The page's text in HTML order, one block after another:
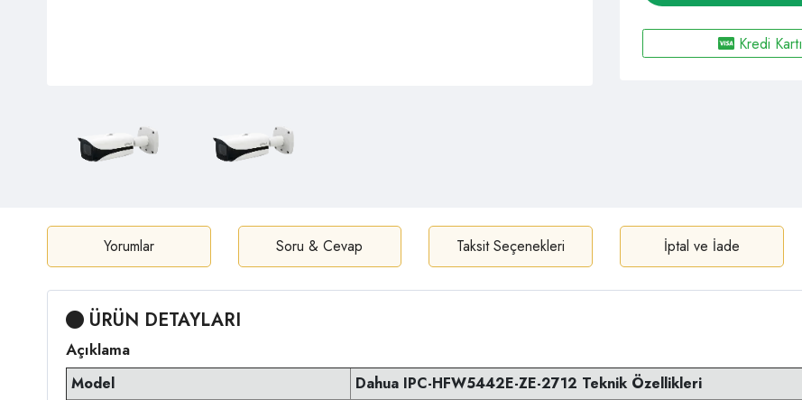
Kredi Kartı
Yorumlar Soru & Cevap Taksit Seçenekleri İptal ve İade
ÜRÜN DETAYLARI
Açıklama
Model
Dahua IPC-HFW5442E-ZE-2712 Teknik Özellikleri